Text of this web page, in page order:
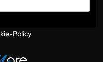
Policy